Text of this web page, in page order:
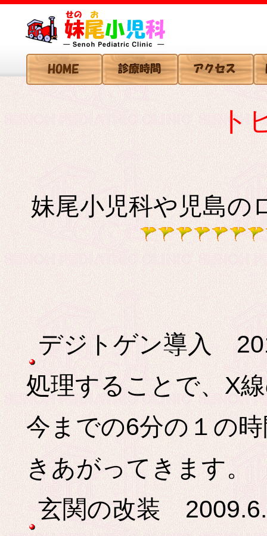
ト
妹尾小児科や児島の
デジトゲン導入
処理することで、X
今までの6分の１の
きあがってきます。
玄関の改装